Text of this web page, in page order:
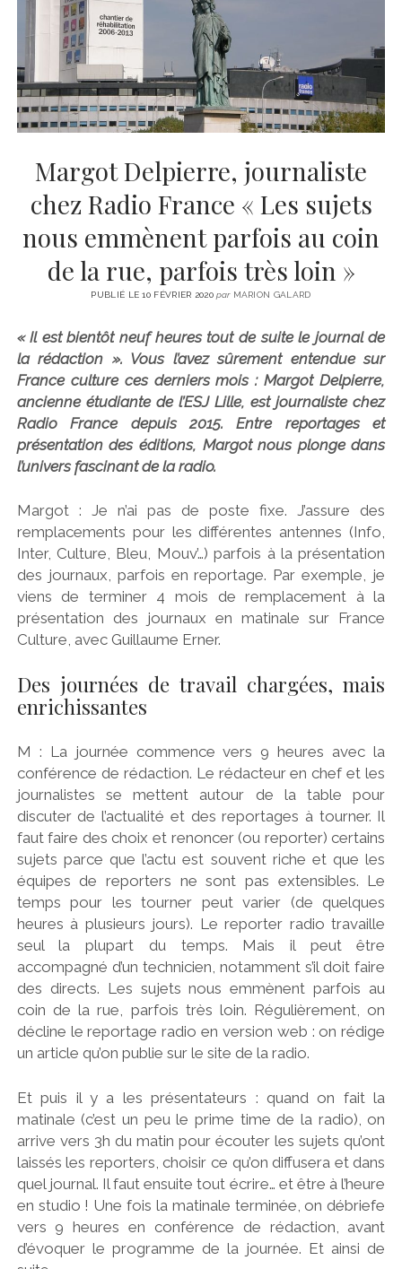
CINÉMA
LITTÉRATURE
ÉCONOMIE
SPORT
MÉDIAS
SANTÉ
instagram
email
Margot Delpierre, journaliste
chez Radio France « Les sujets
nous emmènent parfois au coin
de la rue, parfois très loin »
PUBLIÉ LE 10 FÉVRIER 2020parMARION GALARD
« Il est bientôt neuf heures tout de suite le journal de
la rédaction ». Vous l’avez sûrement entendue sur
France culture ces derniers mois : Margot Delpierre,
ancienne étudiante de l’ESJ Lille, est journaliste chez
Radio France depuis 2015. Entre reportages et
présentation des éditions, Margot nous plonge dans
l’univers fascinant de la radio.
Margot : Je n’ai pas de poste fixe. J’assure des
remplacements pour les différentes antennes (Info,
Inter, Culture, Bleu, Mouv’…) parfois à la présentation
des journaux, parfois en reportage. Par exemple, je
viens de terminer 4 mois de remplacement à la
présentation des journaux en matinale sur France
Culture, avec Guillaume Erner.
Des journées de travail chargées, mais
enrichissantes
M : La journée commence vers 9 heures avec la
conférence de rédaction. Le rédacteur en chef et les
journalistes se mettent autour de la table pour
discuter de l’actualité et des reportages à tourner. Il
faut faire des choix et renoncer (ou reporter) certains
sujets parce que l’actu est souvent riche et que les
équipes de reporters ne sont pas extensibles. Le
temps pour les tourner peut varier (de quelques
heures à plusieurs jours). Le reporter radio travaille
seul la plupart du temps. Mais il peut être
accompagné d’un technicien, notamment s’il doit faire
des directs. Les sujets nous emmènent parfois au
coin de la rue, parfois très loin. Régulièrement, on
décline le reportage radio en version web : on rédige
un article qu’on publie sur le site de la radio.
Et puis il y a les présentateurs : quand on fait la
matinale (c’est un peu le prime time de la radio), on
arrive vers 3h du matin pour écouter les sujets qu’ont
laissés les reporters, choisir ce qu’on diffusera et dans
quel journal. Il faut ensuite tout écrire… et être à l’heure
en studio ! Une fois la matinale terminée, on débriefe
vers 9 heures en conférence de rédaction, avant
d’évoquer le programme de la journée. Et ainsi de